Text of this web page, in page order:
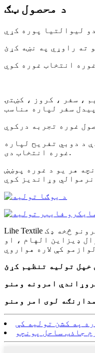
د محصول ټګ
، سفر ، کروز ، کښتۍ
د دوبي تفریح ​​​​لپاره
غوره انتخاب دی.
فایبر څخه جوړ شوی د ساحل ، حمام ، یوګا او حوض لپاره کامل د اسانه پاملرنې لپاره ، د ماشین مینځلو وړ اندازه 30 انچه 60 انچه هر یو د غوره پوښښ
وړاندیز کوي
Lihe Textile موږ ستاسو ځای ته شخصیت، ساتیري او روحیه راوړو د کور ډیکور، ساحل، حمام، جم، سپورتونو کې.موږ په پراخه ډول سټایلونو کې د لوی نظرونو څخه ډک
ځای بشپړولو لپاره یو نظر لري.د 40+ کلونو تجربې ، نړیوال ډیزاین الهام ، او